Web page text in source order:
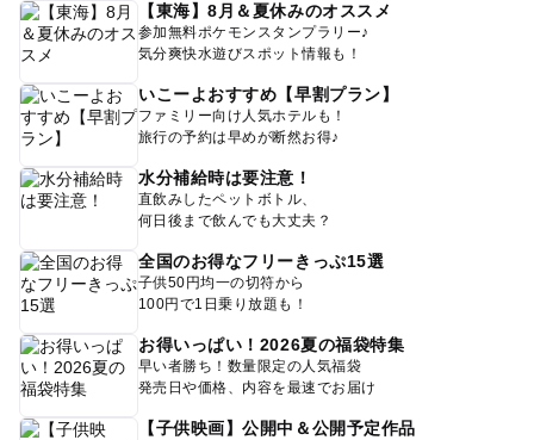
【東海】8月＆夏休みのオススメ
参加無料ポケモンスタンプラリー♪
気分爽快水遊びスポット情報も！
いこーよおすすめ【早割プラン】
ファミリー向け人気ホテルも！
旅行の予約は早めが断然お得♪
水分補給時は要注意！
直飲みしたペットボトル、
何日後まで飲んでも大丈夫？
全国のお得なフリーきっぷ15選
子供50円均一の切符から
100円で1日乗り放題も！
お得いっぱい！2026夏の福袋特集
早い者勝ち！数量限定の人気福袋
発売日や価格、内容を最速でお届け
【子供映画】公開中＆公開予定作品